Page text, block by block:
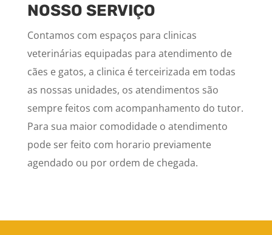
NOSSO SERVIÇO
Contamos com espaços para clinicas
veterinárias equipadas para atendimento de
cães e gatos, a clinica é terceirizada em todas
as nossas unidades, os atendimentos são
sempre feitos com acompanhamento do tutor.
Para sua maior comodidade o atendimento
pode ser feito com horario previamente
agendado ou por ordem de chegada.